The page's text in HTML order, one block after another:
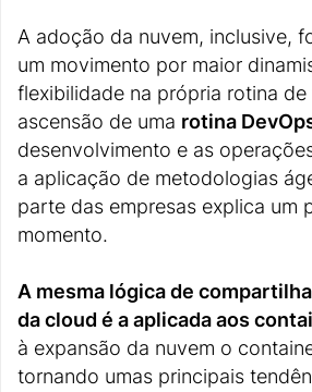
A adoção da nuvem, inclusive,
um movimento por maior
flexibilidade na própria rotina
ascensão de uma rotina
desenvolvimento e as
a aplicação de metodologias
parte das empresas explica um
momento.
A mesma lógica de
da cloud é a aplicada aos
à expansão da nuvem o
tornando umas principais